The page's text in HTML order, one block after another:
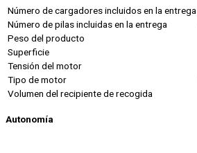
Número de cargadores incluidos en la entrega
Número de pilas incluidas en la entrega
Peso del producto
Superficie
Tensión del motor
Tipo de motor
Volumen del recipiente de recogida
Autonomía